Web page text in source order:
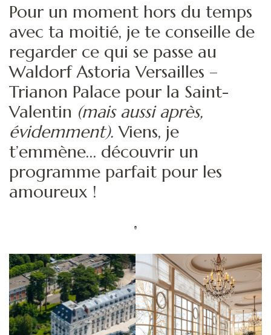
Pour un moment hors du temps
avec ta moitié, je te conseille de
regarder ce qui se passe au
Waldorf Astoria Versailles –
Trianon Palace pour la Saint-
Valentin (mais aussi après,
évidemment).Viens, je
t’emmène… découvrir un
programme parfait pour les
amoureux !